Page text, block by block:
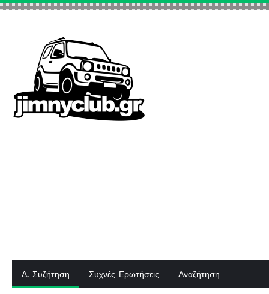
Δ. Συζήτηση Συχνές Ερωτήσεις Αναζήτηση